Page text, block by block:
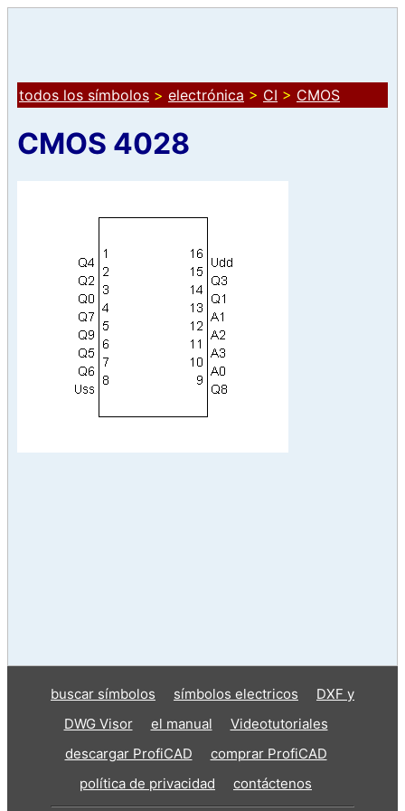
todos los símbolos > electrónica > CI > CMOS
CMOS 4028
buscar símbolos símbolos electricos
DXF y
DWG Visor
el manual
Videotutoriales
descargar ProfiCAD
comprar ProfiCAD
política de privacidad
contáctenos